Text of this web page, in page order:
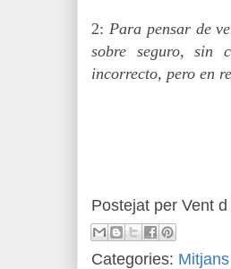
2: Para pensar de
sobre seguro, sin
incorrecto, pero en
Postejat per Vent
Categories: